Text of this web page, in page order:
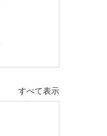
すべて表示